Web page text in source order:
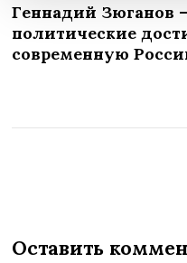
Геннадий Зюганов
политические
современную
Оставить